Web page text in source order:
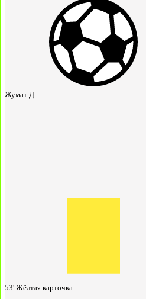
Жумат Д
53' Жёлтая карточка